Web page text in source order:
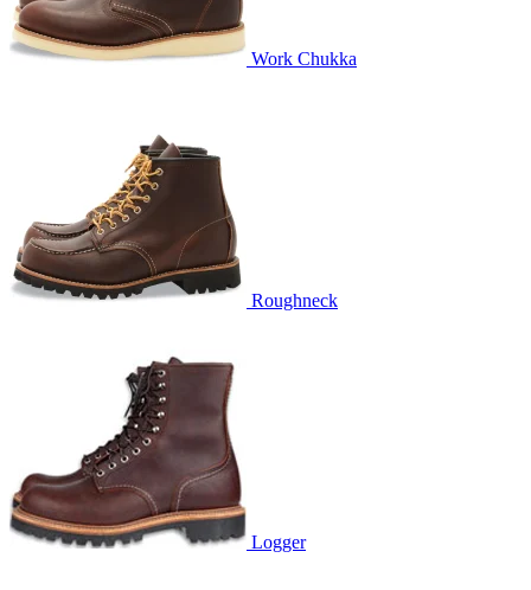
Work Chukka
Roughneck
Logger